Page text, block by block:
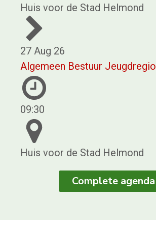
Huis voor de Stad Helmond
27 Aug 26
Algemeen Bestuur Jeugdregio
09:30
Huis voor de Stad Helmond
Complete agenda